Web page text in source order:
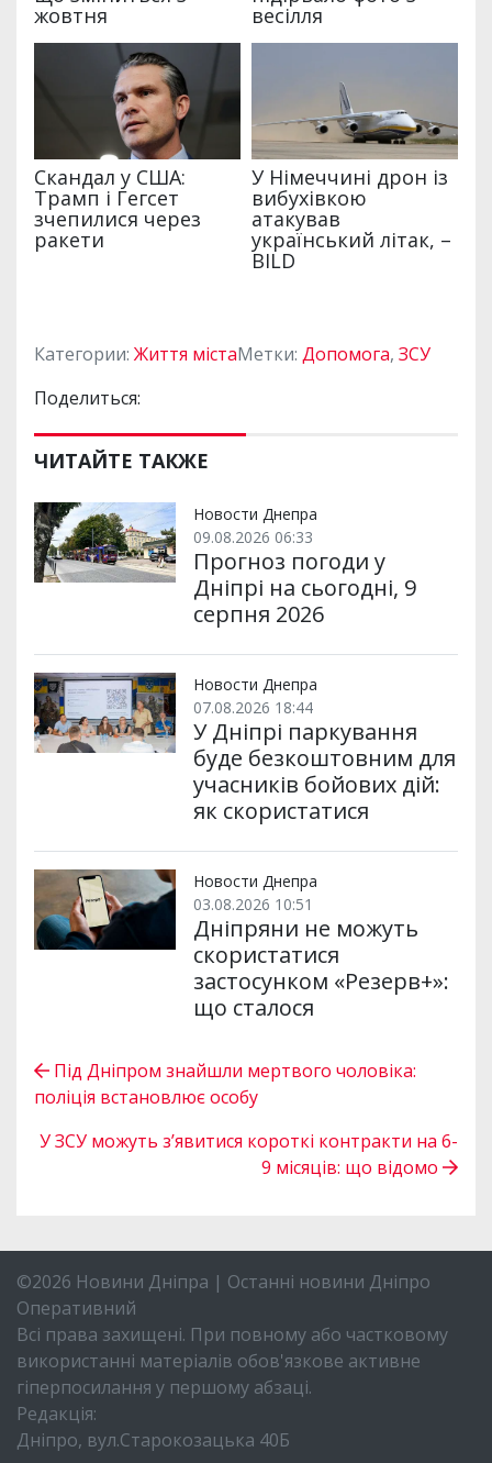
Категории: Життя містаМетки: Допомога, ЗСУ
Поделиться:
ЧИТАЙТЕ ТАКЖЕ
Новости Днепра
09.08.2026 06:33
Прогноз погоди у
Дніпрі на сьогодні, 9
серпня 2026
Новости Днепра
07.08.2026 18:44
У Дніпрі паркування
буде безкоштовним для
учасників бойових дій:
як скористатися
Новости Днепра
03.08.2026 10:51
Дніпряни не можуть
скористатися
застосунком «Резерв+»:
що сталося
Під Дніпром знайшли мертвого чоловіка:
поліція встановлює особу
У ЗСУ можуть з’явитися короткі контракти на 6-
9 місяців: що відомо
©2026 Новини Дніпра | Останні новини Дніпро
Оперативний
Всі права захищені. При повному або частковому
використанні матеріалів обов'язкове активне
гіперпосилання у першому абзаці.
Редакція:
Дніпро, вул.Старокозацька 40Б